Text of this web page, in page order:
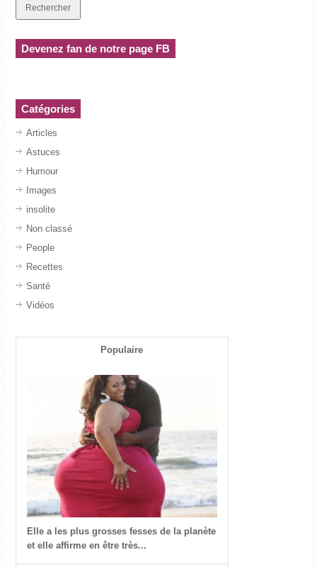
Devenez fan de notre page FB
Catégories
Articles
Astuces
Humour
Images
insolite
Non classé
People
Recettes
Santé
Vidéos
Populaire
Elle a les plus grosses fesses de la planète
et elle affirme en être très...